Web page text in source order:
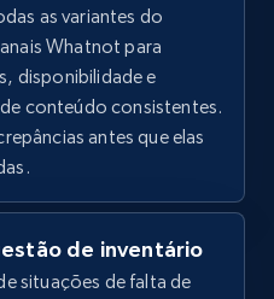
Comece agora
shop products
percent, and more.
as variantes do
Whatnot para
disponibilidade e
conteúdo consistentes.
antes que elas
de inventário
situações de falta de